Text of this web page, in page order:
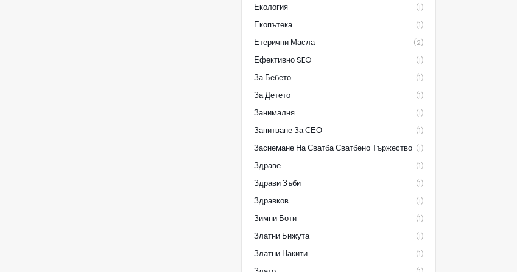
Екология (1)
Екопътека (1)
Етерични Масла (2)
Ефективно SEO (1)
За Бебето (1)
За Детето (1)
Занималня (1)
Запитване За СЕО (1)
Заснемане На Сватба Сватбено Тържество (1)
Здраве (1)
Здрави Зъби (1)
Здравков (1)
Зимни Боти (1)
Златни Бижута (1)
Златни Накити (1)